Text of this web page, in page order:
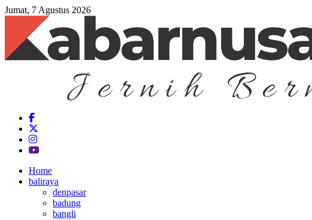
Jumat, 7 Agustus 2026
Home
baliraya
denpasar
badung
bangli